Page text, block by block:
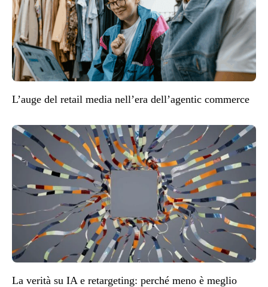
L’auge del retail media nell’era dell’agentic commerce
La verità su IA e retargeting: perché meno è meglio